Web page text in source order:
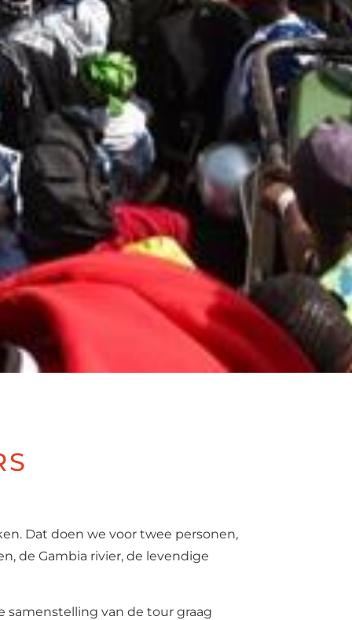
Dat doen we voor twee personen,
de Gambia rivier, de levendige
samenstelling van de tour graag